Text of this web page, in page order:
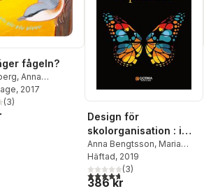
fågeln?
, Anna
, 2017
stjärnor. Totalt antal röster:
(3)
Design för
skolorganisation : i
praktiken
Anna Bengtsson, Maria
Kempe Olsson
Häftad, 2019
4,7utav 5 stjärnor. Totalt
(3)
386 kr